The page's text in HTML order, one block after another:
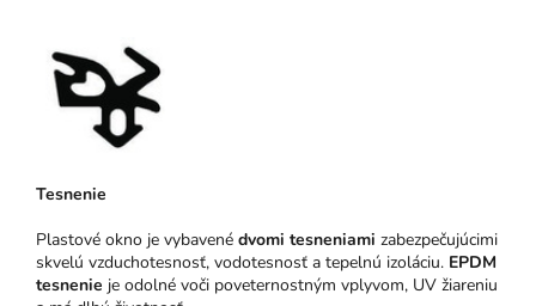
Tesnenie
Plastové okno je vybavené dvomi tesneniami zabezpečujúcimi
skvelú vzduchotesnosť, vodotesnosť a tepelnú izoláciu. EPDM
tesnenie je odolné voči poveternostným vplyvom, UV žiareniu